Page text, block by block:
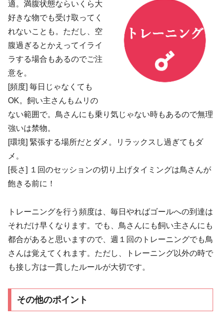
適。満腹状態ならいくら​大
好きな物でも受け取ってく
れないことも。ただし、空
腹過ぎるとかえってイライ
ラする場合もあるのでご注
意を。
[頻度] 毎日じゃなくても
OK。​飼い主さんもムリの
ない範囲で。鳥さんにも乗り気じゃない時もあるので無理
強いは禁物。
[環境] 緊張する場所だとダメ。リラックスし過ぎてもダ
メ。
[長さ] １回のセッションの切り上げタイミングは鳥さんが
飽きる前に！
トレーニングを行う頻度は、毎日やればゴールへの到達は
それだけ早くなります。でも、鳥さんにも飼い主さんにも
都合があると思いますので、週１回のトレーニングでも鳥
さんは覚えてくれます。ただし、トレーニング以外の時で
も接し方は一貫したルールが大切です。
その他のポイント